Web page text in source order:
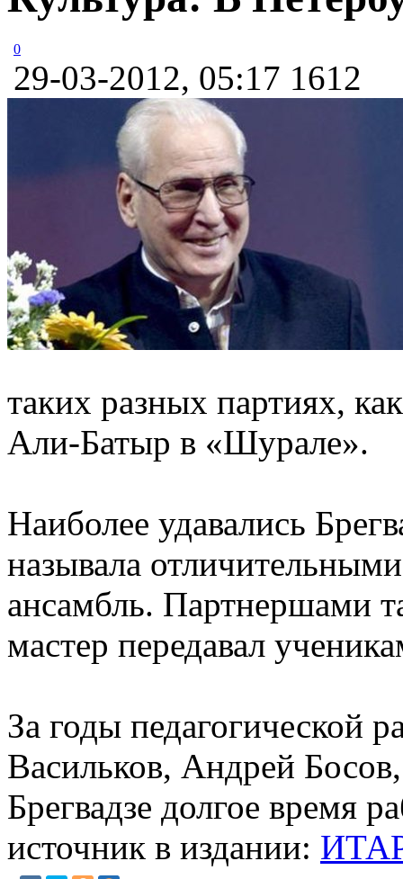
0
29-03-2012, 05:17 1612
таких разных партиях,
Али-Батыр в «Шурале».
Наиболее удавались
называла
ансамбль. Партнершами
мастер передавал
За годы педагогической
Васильков, Андрей
Брегвадзе долгое время
источник в издании: